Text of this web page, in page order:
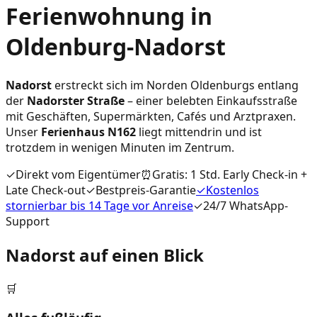
Ferienwohnung in
Oldenburg-Nadorst
Nadorsterstreckt sich im Norden Oldenburgs entlang
der Nadorster Straße– einer belebten Einkaufsstraße
mit Geschäften, Supermärkten, Cafés und Arztpraxen.
Unser Ferienhaus N162 liegt mittendrin und ist
trotzdem in wenigen Minuten im Zentrum.
✓Direkt vom Eigentümer⏰Gratis: 1 Std. Early Check-in +
Late Check-out✓Bestpreis-Garantie✓Kostenlos
stornierbar bis 14 Tage vor Anreise✓24/7 WhatsApp-
Support
Nadorst auf einen Blick
🛒